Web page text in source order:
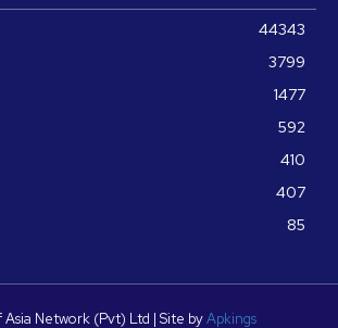
44343
3799
1477
592
410
407
85
Network (Pvt) Ltd | Site byApkings